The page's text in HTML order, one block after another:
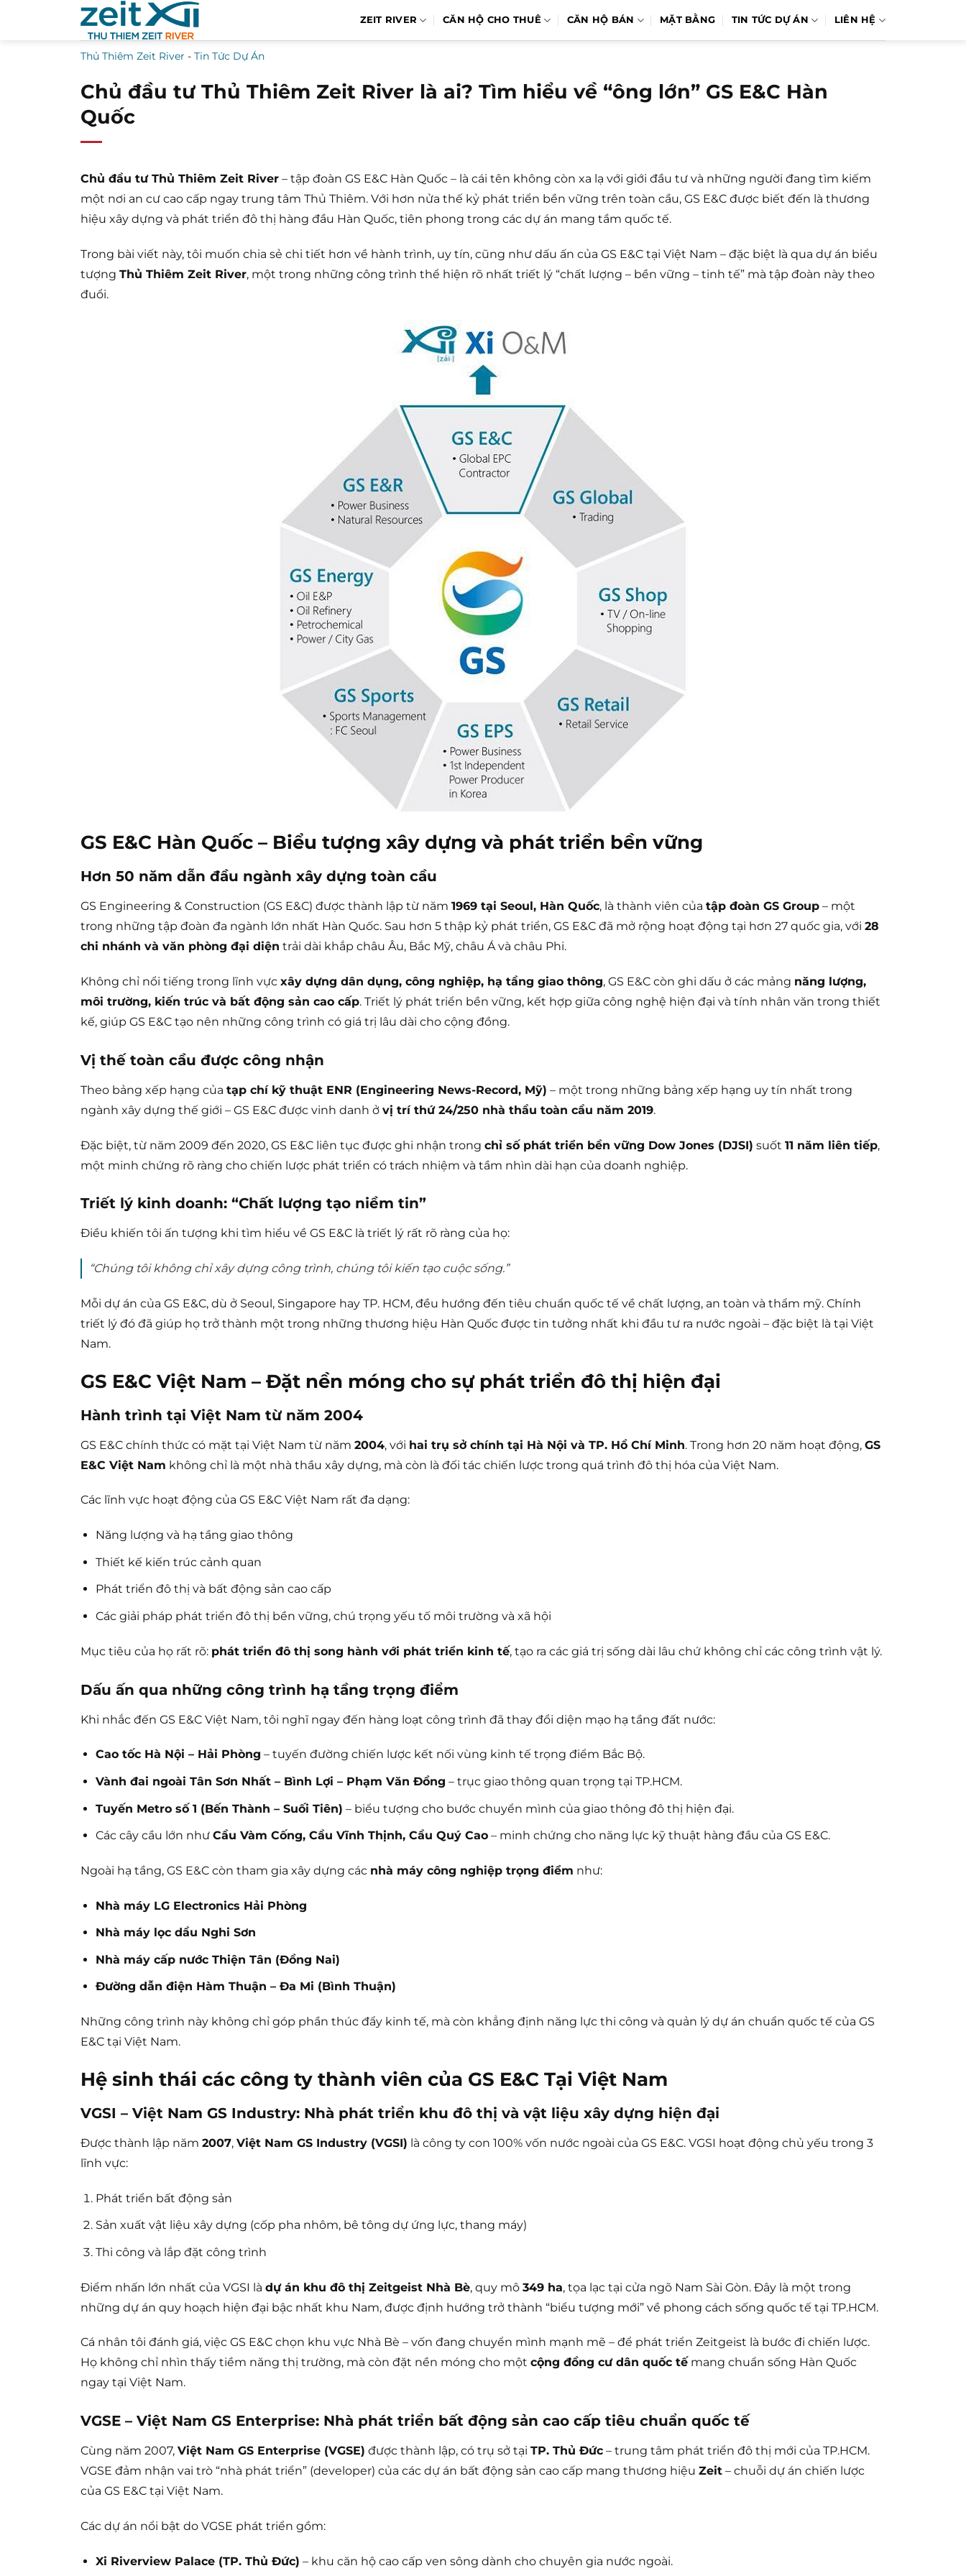
ZEIT RIVER CĂN HỘ CHO THUÊ CĂN HỘ BÁN MẶT BẰNG TIN TỨC DỰ ÁN LIÊN HỆ
Thủ Thiêm Zeit River - Tin Tức Dự Án
Chủ đầu tư Thủ Thiêm Zeit River là ai? Tìm hiểu về “ông lớn” GS E&C Hàn
Quốc
Chủ đầu tư Thủ Thiêm Zeit River – tập đoàn GS E&C Hàn Quốc – là cái tên không còn xa lạ với giới đầu tư và những người đang tìm kiếm
một nơi an cư cao cấp ngay trung tâm Thủ Thiêm. Với hơn nửa thế kỷ phát triển bền vững trên toàn cầu, GS E&C được biết đến là thương
hiệu xây dựng và phát triển đô thị hàng đầu Hàn Quốc, tiên phong trong các dự án mang tầm quốc tế.
Trong bài viết này, tôi muốn chia sẻ chi tiết hơn về hành trình, uy tín, cũng như dấu ấn của GS E&C tại Việt Nam – đặc biệt là qua dự án biểu
tượng Thủ Thiêm Zeit River, một trong những công trình thể hiện rõ nhất triết lý “chất lượng – bền vững – tinh tế” mà tập đoàn này theo
đuổi.
GS E&C Hàn Quốc – Biểu tượng xây dựng và phát triển bền vững
Hơn 50 năm dẫn đầu ngành xây dựng toàn cầu
GS Engineering & Construction (GS E&C) được thành lập từ năm 1969 tại Seoul, Hàn Quốc, là thành viên của tập đoàn GS Group – một
trong những tập đoàn đa ngành lớn nhất Hàn Quốc. Sau hơn 5 thập kỷ phát triển, GS E&C đã mở rộng hoạt động tại hơn 27 quốc gia, với 28
chi nhánh và văn phòng đại diện trải dài khắp châu Âu, Bắc Mỹ, châu Á và châu Phi.
Không chỉ nổi tiếng trong lĩnh vực xây dựng dân dụng, công nghiệp, hạ tầng giao thông, GS E&C còn ghi dấu ở các mảng năng lượng,
môi trường, kiến trúc và bất động sản cao cấp. Triết lý phát triển bền vững, kết hợp giữa công nghệ hiện đại và tính nhân văn trong thiết
kế, giúp GS E&C tạo nên những công trình có giá trị lâu dài cho cộng đồng.
Vị thế toàn cầu được công nhận
Theo bảng xếp hạng của tạp chí kỹ thuật ENR (Engineering News-Record, Mỹ) – một trong những bảng xếp hạng uy tín nhất trong
ngành xây dựng thế giới – GS E&C được vinh danh ở vị trí thứ 24/250 nhà thầu toàn cầu năm 2019.
Đặc biệt, từ năm 2009 đến 2020, GS E&C liên tục được ghi nhận trong chỉ số phát triển bền vững Dow Jones (DJSI) suốt 11 năm liên tiếp,
một minh chứng rõ ràng cho chiến lược phát triển có trách nhiệm và tầm nhìn dài hạn của doanh nghiệp.
Triết lý kinh doanh: “Chất lượng tạo niềm tin”
Điều khiến tôi ấn tượng khi tìm hiểu về GS E&C là triết lý rất rõ ràng của họ:
“Chúng tôi không chỉ xây dựng công trình, chúng tôi kiến tạo cuộc sống.”
Mỗi dự án của GS E&C, dù ở Seoul, Singapore hay TP. HCM, đều hướng đến tiêu chuẩn quốc tế về chất lượng, an toàn và thẩm mỹ. Chính
triết lý đó đã giúp họ trở thành một trong những thương hiệu Hàn Quốc được tin tưởng nhất khi đầu tư ra nước ngoài – đặc biệt là tại Việt
Nam.
GS E&C Việt Nam – Đặt nền móng cho sự phát triển đô thị hiện đại
Hành trình tại Việt Nam từ năm 2004
GS E&C chính thức có mặt tại Việt Nam từ năm 2004, với hai trụ sở chính tại Hà Nội và TP. Hồ Chí Minh. Trong hơn 20 năm hoạt động, GS
E&C Việt Nam không chỉ là một nhà thầu xây dựng, mà còn là đối tác chiến lược trong quá trình đô thị hóa của Việt Nam.
Các lĩnh vực hoạt động của GS E&C Việt Nam rất đa dạng:
Năng lượng và hạ tầng giao thông
Thiết kế kiến trúc cảnh quan
Phát triển đô thị và bất động sản cao cấp
Các giải pháp phát triển đô thị bền vững, chú trọng yếu tố môi trường và xã hội
Mục tiêu của họ rất rõ: phát triển đô thị song hành với phát triển kinh tế, tạo ra các giá trị sống dài lâu chứ không chỉ các công trình vật lý.
Dấu ấn qua những công trình hạ tầng trọng điểm
Khi nhắc đến GS E&C Việt Nam, tôi nghĩ ngay đến hàng loạt công trình đã thay đổi diện mạo hạ tầng đất nước:
Cao tốc Hà Nội – Hải Phòng – tuyến đường chiến lược kết nối vùng kinh tế trọng điểm Bắc Bộ.
Vành đai ngoài Tân Sơn Nhất – Bình Lợi – Phạm Văn Đồng – trục giao thông quan trọng tại TP.HCM.
Tuyến Metro số 1 (Bến Thành – Suối Tiên) – biểu tượng cho bước chuyển mình của giao thông đô thị hiện đại.
Các cây cầu lớn như Cầu Vàm Cống, Cầu Vĩnh Thịnh, Cầu Quý Cao– minh chứng cho năng lực kỹ thuật hàng đầu của GS E&C.
Ngoài hạ tầng, GS E&C còn tham gia xây dựng các nhà máy công nghiệp trọng điểm như:
Nhà máy LG Electronics Hải Phòng
Nhà máy lọc dầu Nghi Sơn
Nhà máy cấp nước Thiện Tân (Đồng Nai)
Đường dẫn điện Hàm Thuận – Đa Mi (Bình Thuận)
Những công trình này không chỉ góp phần thúc đẩy kinh tế, mà còn khẳng định năng lực thi công và quản lý dự án chuẩn quốc tế của GS
E&C tại Việt Nam.
Hệ sinh thái các công ty thành viên của GS E&C Tại Việt Nam
VGSI – Việt Nam GS Industry: Nhà phát triển khu đô thị và vật liệu xây dựng hiện đại
Được thành lập năm 2007, Việt Nam GS Industry (VGSI) là công ty con 100% vốn nước ngoài của GS E&C. VGSI hoạt động chủ yếu trong 3
lĩnh vực:
Phát triển bất động sản
Sản xuất vật liệu xây dựng (cốp pha nhôm, bê tông dự ứng lực, thang máy)
Thi công và lắp đặt công trình
Điểm nhấn lớn nhất của VGSI là dự án khu đô thị Zeitgeist Nhà Bè, quy mô 349 ha, tọa lạc tại cửa ngõ Nam Sài Gòn. Đây là một trong
những dự án quy hoạch hiện đại bậc nhất khu Nam, được định hướng trở thành “biểu tượng mới” về phong cách sống quốc tế tại TP.HCM.
Cá nhân tôi đánh giá, việc GS E&C chọn khu vực Nhà Bè – vốn đang chuyển mình mạnh mẽ – để phát triển Zeitgeist là bước đi chiến lược.
Họ không chỉ nhìn thấy tiềm năng thị trường, mà còn đặt nền móng cho một cộng đồng cư dân quốc tế mang chuẩn sống Hàn Quốc
ngay tại Việt Nam.
VGSE – Việt Nam GS Enterprise: Nhà phát triển bất động sản cao cấp tiêu chuẩn quốc tế
Cùng năm 2007, Việt Nam GS Enterprise (VGSE) được thành lập, có trụ sở tại TP. Thủ Đức – trung tâm phát triển đô thị mới của TP.HCM.
VGSE đảm nhận vai trò “nhà phát triển” (developer) của các dự án bất động sản cao cấp mang thương hiệu Zeit – chuỗi dự án chiến lược
của GS E&C tại Việt Nam.
Các dự án nổi bật do VGSE phát triển gồm:
Xi Riverview Palace (TP. Thủ Đức) – khu căn hộ cao cấp ven sông dành cho chuyên gia nước ngoài.